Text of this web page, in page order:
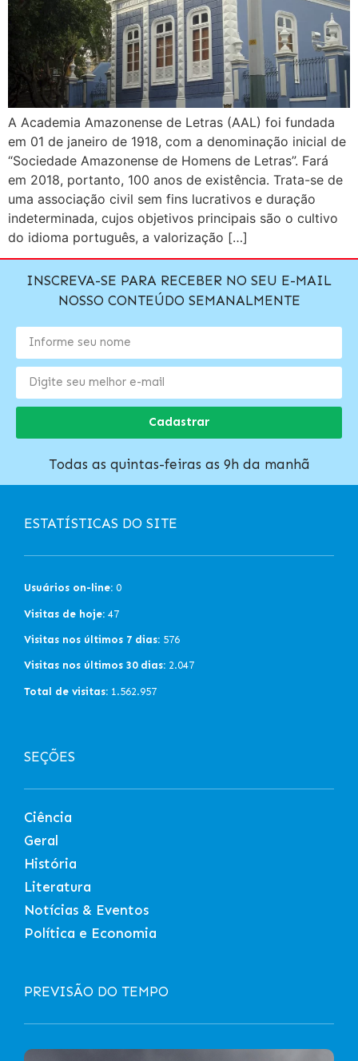
A Academia Amazonense de Letras (AAL) foi fundada
em 01 de janeiro de 1918, com a denominação inicial de
“Sociedade Amazonense de Homens de Letras”. Fará
em 2018, portanto, 100 anos de existência. Trata-se de
uma associação civil sem fins lucrativos e duração
indeterminada, cujos objetivos principais são o cultivo
do idioma português, a valorização […]
INSCREVA-SE PARA RECEBER NO SEU E-MAIL
NOSSO CONTEÚDO SEMANALMENTE
Cadastrar
Todas as quintas-feiras as 9h da manhã
ESTATÍSTICAS DO SITE
Usuários on-line: 0
Visitas de hoje: 47
Visitas nos últimos 7 dias: 576
Visitas nos últimos 30 dias: 2.047
Total de visitas: 1.562.957
SEÇÕES
Ciência
Geral
História
Literatura
Notícias & Eventos
Política e Economia
PREVISÃO DO TEMPO